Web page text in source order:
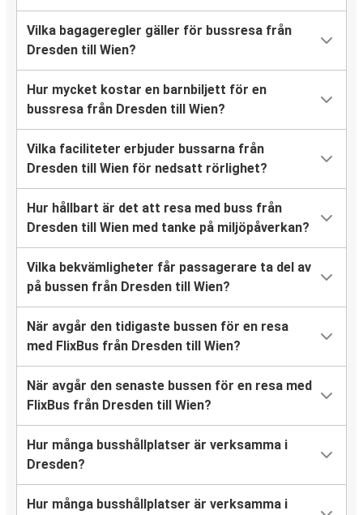
Vilka bagageregler gäller för bussresa från
Dresden till Wien?
Hur mycket kostar en barnbiljett för en
bussresa från Dresden till Wien?
Vilka faciliteter erbjuder bussarna från
Dresden till Wien för nedsatt rörlighet?
Hur hållbart är det att resa med buss från
Dresden till Wien med tanke på miljöpåverkan?
Vilka bekvämligheter får passagerare ta del av
på bussen från Dresden till Wien?
När avgår den tidigaste bussen för en resa
med FlixBus från Dresden till Wien?
När avgår den senaste bussen för en resa med
FlixBus från Dresden till Wien?
Hur många busshållplatser är verksamma i
Dresden?
Hur många busshållplatser är verksamma i